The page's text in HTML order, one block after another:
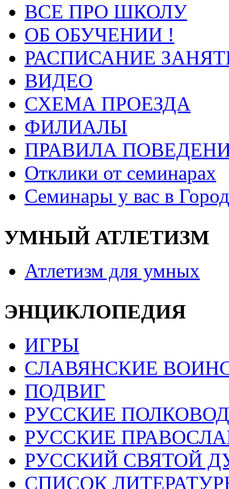
ВСЕ ПРО ШКОЛУ
ОБ ОБУЧЕНИИ !
РАСПИСАНИЕ
ВИДЕО
СХЕМА ПРОЕЗДА
ФИЛИАЛЫ
ПРАВИЛА
Отклики от семинарах
Семинары у вас в
УМНЫЙ АТЛЕТИЗМ
Атлетизм для умных
ЭНЦИКЛОПЕДИЯ
ИГРЫ
СЛАВЯНСКИЕ
ПОДВИГ
РУССКИЕ
РУССКИЕ
РУССКИЙ СВЯТОЙ
СПИСОК